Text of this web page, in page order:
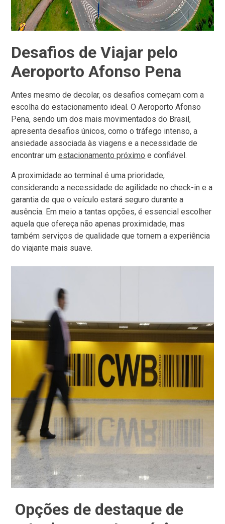
Desafios de Viajar pelo
Aeroporto Afonso Pena
Antes mesmo de decolar, os desafios começam com a
escolha do estacionamento ideal. O Aeroporto Afonso
Pena, sendo um dos mais movimentados do Brasil,
apresenta desafios únicos, como o tráfego intenso, a
ansiedade associada às viagens e a necessidade de
encontrar umestacionamento próximo e confiável.
A proximidade ao terminal é uma prioridade,
considerando a necessidade de agilidade no check-in e a
garantia de que o veículo estará seguro durante a
ausência. Em meio a tantas opções, é essencial escolher
aquela que ofereça não apenas proximidade, mas
também serviços de qualidade que tornem a experiência
do viajante mais suave.
Opções de destaque de